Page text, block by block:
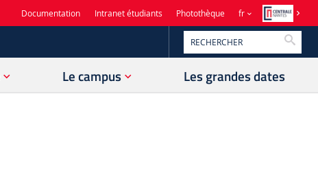
Documentation Intranet étudiants Photothèque fr
Le campus Les grandes dates